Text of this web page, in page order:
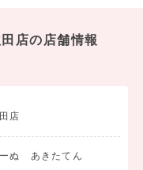
用意しています。
ン ￥20,000（税込）～
たセットです。
店の店舗情報
店
ぬ あきたてん